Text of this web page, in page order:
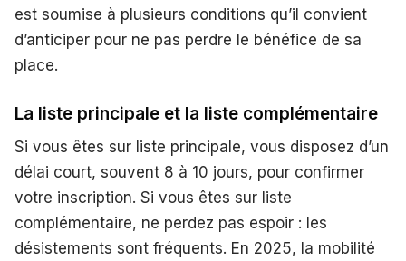
est soumise à plusieurs conditions qu’il convient
d’anticiper pour ne pas perdre le bénéfice de sa
place.
La liste principale et la liste complémentaire
Si vous êtes sur liste principale, vous disposez d’un
délai court, souvent 8 à 10 jours, pour confirmer
votre inscription. Si vous êtes sur liste
complémentaire, ne perdez pas espoir : les
désistements sont fréquents. En 2025, la mobilité